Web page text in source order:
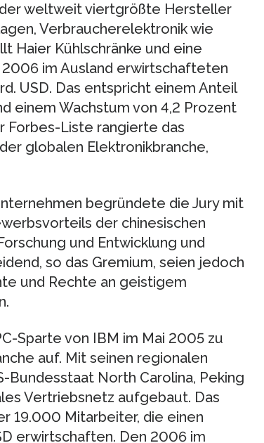
weltweit viertgrößte Hersteller
Verbraucherelektronik wie
Haier Kühlschränke und eine
im Ausland erwirtschafteten
USD. Das entspricht einem Anteil
einem Wachstum von 4,2 Prozent
Forbes-Liste rangierte das
globalen Elektronikbranche,
begründete die Jury mit
der chinesischen
und Entwicklung und
so das Gremium, seien jedoch
und Rechte an geistigem
Sparte von IBM im Mai 2005 zu
auf. Mit seinen regionalen
Bundesstaat North Carolina, Peking
Vertriebsnetz aufgebaut. Das
19.000 Mitarbeiter, die einen
erwirtschaften. Den 2006 im